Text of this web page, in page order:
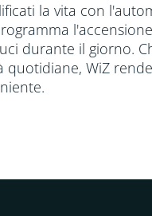
la vita con
durante il giorno.
quotidiane, WiZ